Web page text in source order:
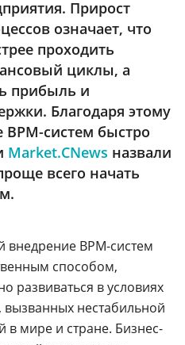
Прирост
означает, что
проходить
циклы, а
прибыль и
Благодаря этому
систем быстро
Market.CNews назвали
всего начать
BPM-систем
способом,
в условиях
нестабильной
в мире и стране. Бизнес-